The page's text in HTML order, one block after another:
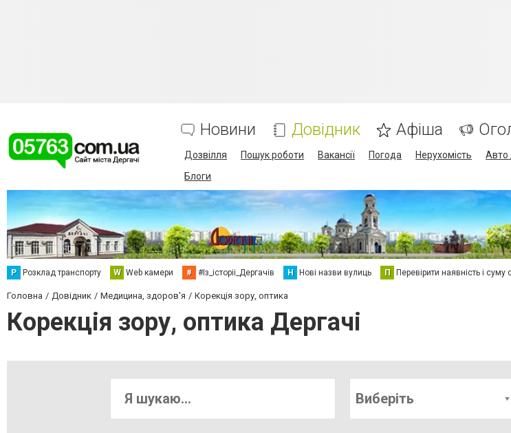
Новини Довідник Афіша
Дозвілля Пошук роботи Вакансії Погода Нерухомість Авто
Блоги
Р Розклад транспорту W Web камери # #Із_історіі_Дергачів Н Нові назви вулиць П Перевірити наявність і суму
Головна Довідник Медицина, здоров'я Корекція зору, оптика
Корекція зору, оптика Дергачі
Виберіть